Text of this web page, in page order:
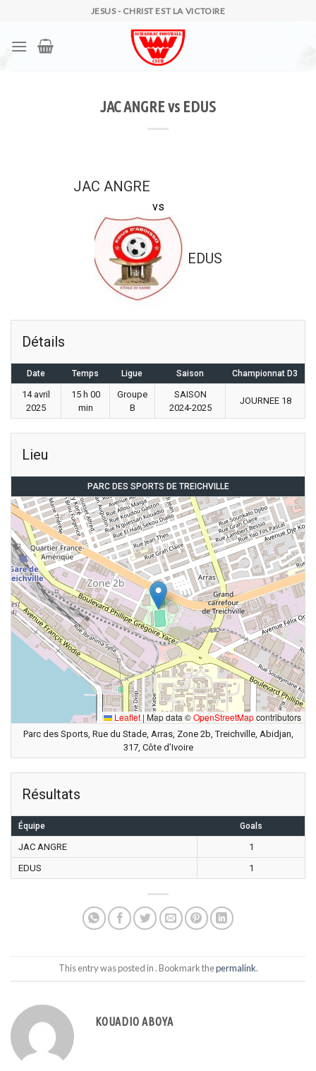
content
JESUS - CHRIST EST LA VICTOIRE
JAC ANGRE vs EDUS
JAC ANGRE
vs
EDUS
Détails
Date Temps Ligue Saison Championnat D3
14 avril
2025
15 h 00
min
Groupe
B
SAISON
2024-2025
JOURNEE 18
Lieu
PARC DES SPORTS DE TREICHVILLE
Leaflet | Map data ©OpenStreetMapcontributors
Parc des Sports, Rue du Stade, Arras, Zone 2b, Treichville, Abidjan,
317, Côte d’Ivoire
Résultats
Équipe Goals
JAC ANGRE
1
EDUS
1
This entry was posted in . Bookmark thepermalink.
KOUADIO ABOYA